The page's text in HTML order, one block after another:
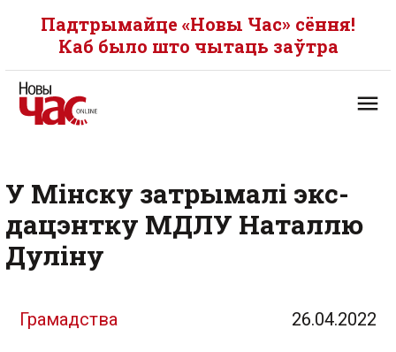
Падтрымайце «Новы Час» сёння!
Каб было што чытаць заўтра
У Мінску затрымалі экс-
дацэнтку МДЛУ Наталлю
Дуліну
Грамадства 26.04.2022